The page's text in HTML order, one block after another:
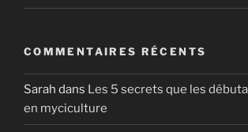
COMMENTAIRES RÉCENTS
Sarah dans Les 5 secrets que les
en myciculture